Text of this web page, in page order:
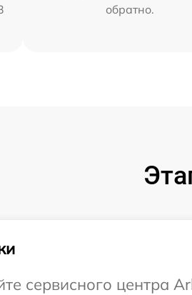
обратно.
сервисного центра